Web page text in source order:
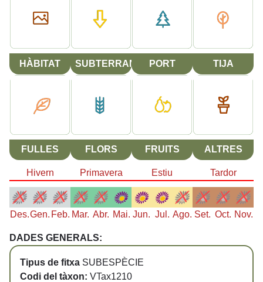
HÀBITAT SUBTERRANI PORT TIJA
FULLES FLORS FRUITS ALTRES
Hivern Primavera Estiu Tardor
Des.Gen. Feb. Mar. Abr. Mai. Jun. Jul. Ago. Set. Oct. Nov.
DADES GENERALS:
Tipus de fitxa SUBESPÈCIE
Codi del tàxon: VTax1210